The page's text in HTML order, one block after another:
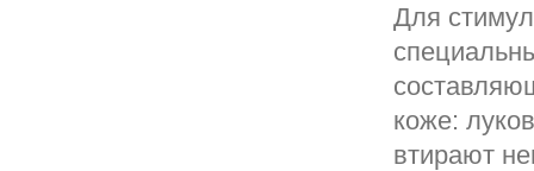
Для
коже:
втирают